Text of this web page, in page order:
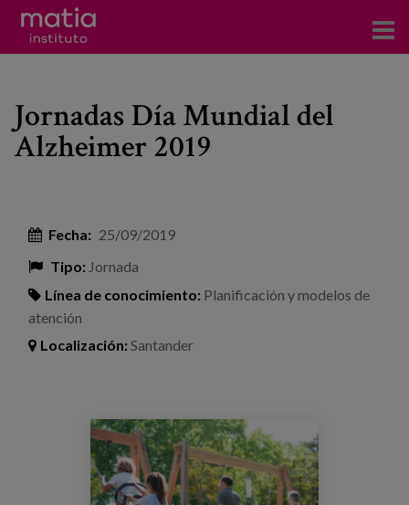
Investigación
Publicaciones
Consultoría
Formación
Eventos
Trabaja con nosotros
Jornadas Día Mundial del
Alzheimer 2019
Fecha: 25/09/2019
Tipo: Jornada
Línea de conocimiento: Planificación y modelos de
atención
Localización:Santander
cartel-dia-mundial-alzheimer-2019-
castellano.jpg